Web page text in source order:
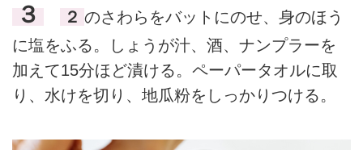
３ ２ のさわらをバットにのせ、身のほう
に塩をふる。しょうが汁、酒、ナンプラーを
加えて15分ほど漬ける。ペーパータオルに取
り、水けを切り、地瓜粉をしっかりつける。